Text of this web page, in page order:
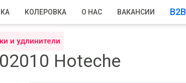
КОЛЕРОВКА О НАС ВАКАНСИИ B2B
и удлинители
Hoteche